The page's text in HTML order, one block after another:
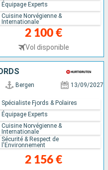
2 100 €
Vol disponible
Équipage Experts
Cuisine Norvégienne &
Internationale
Bergen 13/09/2027
2 156 €
Spécialiste Fjords & Polaires
Équipage Experts
Cuisine Norvégienne &
Internationale
Sécurité & Respect de
l'Environnement